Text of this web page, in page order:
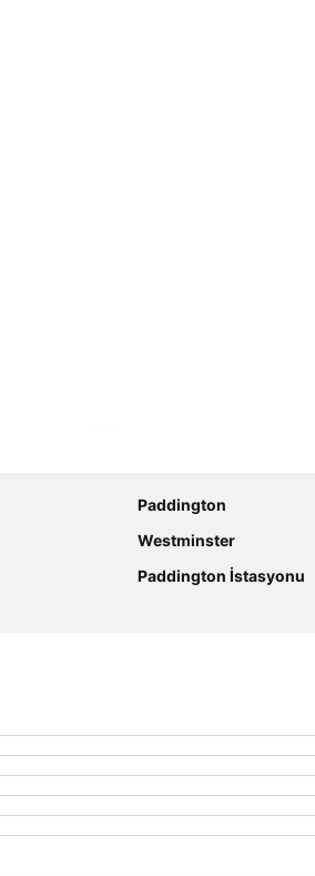
Paddington
Westminster
Paddington İstasyonu